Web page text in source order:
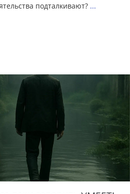
подталкивают? ...